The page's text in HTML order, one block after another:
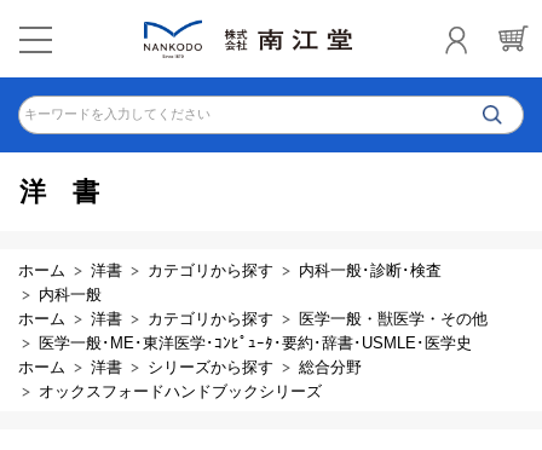
キーワードを入力してください
洋書
ホーム 洋書 カテゴリから探す
内科一般･診断･検査
内科一般
ホーム
洋書 カテゴリから探す
医学一般・獣医学・その他
医学一般･ME･東洋医学･ｺﾝﾋﾟｭｰﾀ･要約･辞書･USMLE･医学史
ホーム
洋書 シリーズから探す
総合分野
オックスフォードハンドブックシリーズ